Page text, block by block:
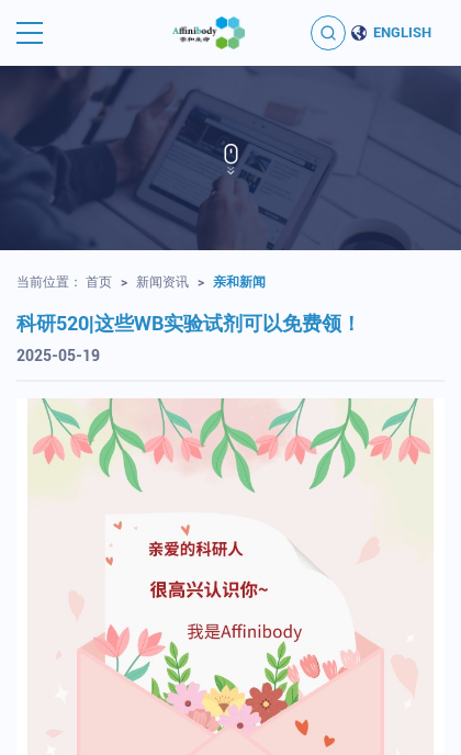
ENGLISH
当前位置： 首页 > 新闻资讯 > 亲和新闻
科研520|这些WB实验试剂可以免费领！
2025-05-19